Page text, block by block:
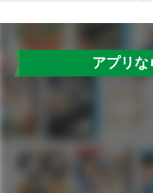
アプリな